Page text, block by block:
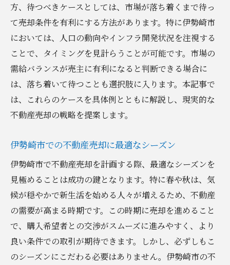
方、待つべきケースとしては、市場が落ち着くまで待っ
て売却条件を有利にする方法があります。特に伊勢崎市
においては、人口の動向やインフラ開発状況を注視する
ことで、タイミングを見計らうことが可能です。市場の
需給バランスが売主に有利になると判断できる場合に
は、落ち着いて待つことも選択肢に入ります。本記事で
は、これらのケースを具体例とともに解説し、現実的な
不動産売却の戦略を提案します。
伊勢崎市での不動産売却に最適なシーズン
伊勢崎市で不動産売却を計画する際、最適なシーズンを
見極めることは成功の鍵となります。特に春や秋は、気
候が穏やかで新生活を始める人々が増えるため、不動産
の需要が高まる時期です。この時期に売却を進めること
で、購入希望者との交渉がスムーズに進みやすく、より
良い条件での取引が期待できます。しかし、必ずしもこ
のシーズンにこだわる必要はありません。伊勢崎市の不